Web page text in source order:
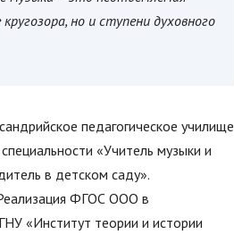
но и ступени духовного
педагогическое училище
«Учитель музыки и
в детском саду».
ФГОС ООО в
«Институт теории и истории